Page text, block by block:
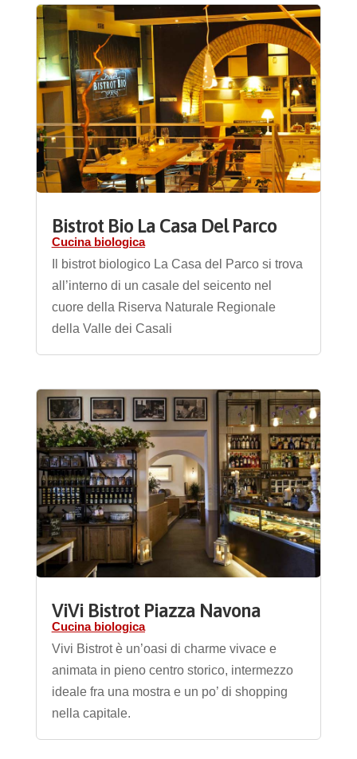
Bistrot Bio La Casa Del Parco
Cucina biologica
Il bistrot biologico La Casa del Parco si trova
all’interno di un casale del seicento nel
cuore della Riserva Naturale Regionale
della Valle dei Casali
ViVi Bistrot Piazza Navona
Cucina biologica
Vivi Bistrot è un’oasi di charme vivace e
animata in pieno centro storico, intermezzo
ideale fra una mostra e un po’ di shopping
nella capitale.